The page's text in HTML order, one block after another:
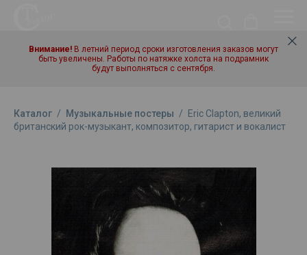
Внимание! В летний период сроки изготовления заказов могут
быть увеличены. Работы по натяжке холста на подрамник
будут выполняться с сентября.
Каталог / Музыкальные постеры /
Eric Clapton, великий
британский рок-музыкант, композитор, гитарист и вокалист